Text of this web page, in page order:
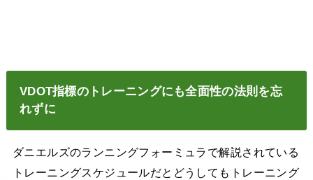
VDOT指標のトレーニングにも全面性の法則を忘
れずに
ダニエルズのランニングフォーミュラで解説されている
トレーニングスケジュールだとどうしてもトレーニング